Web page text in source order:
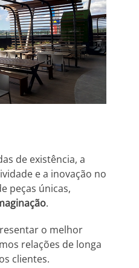
de existência, a
e a inovação no
peças únicas,
.
o melhor
relações de longa
clientes.